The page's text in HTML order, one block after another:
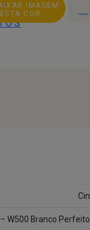
IMAGEM
COR
Cin
– W500 Branco Perfeito